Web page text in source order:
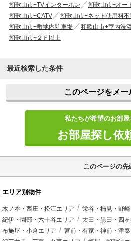
和歌山市+TVインターホン
和歌山市+オー
和歌山市+CATV
和歌山市+ネット使用料
和歌山市+敷地内駐車場
和歌山市+室内洗
和歌山市+２Ｆ以上
最近検索した条件
このページをメー
私たちが希望のお部
お部屋探し依
このページの先
エリア別物件
木ノ本・西庄・松江エリア
栄谷・楠見・野
紀伊・園部・六十谷エリア
太田・黒田・四
布施屋・小倉エリア
宮前・有家・神前・津